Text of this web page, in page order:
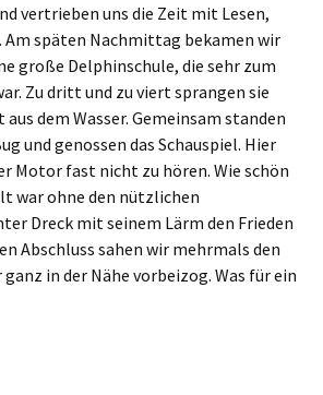
vertrieben uns die Zeit mit Lesen,
Am späten Nachmittag bekamen wir
große Delphinschule, die sehr zum
Zu dritt und zu viert sprangen sie
dem Wasser. Gemeinsam standen
und genossen das Schauspiel. Hier
Motor fast nicht zu hören. Wie schön
war ohne den nützlichen
Dreck mit seinem Lärm den Frieden
Abschluss sahen wir mehrmals den
ganz in der Nähe vorbeizog. Was für ein